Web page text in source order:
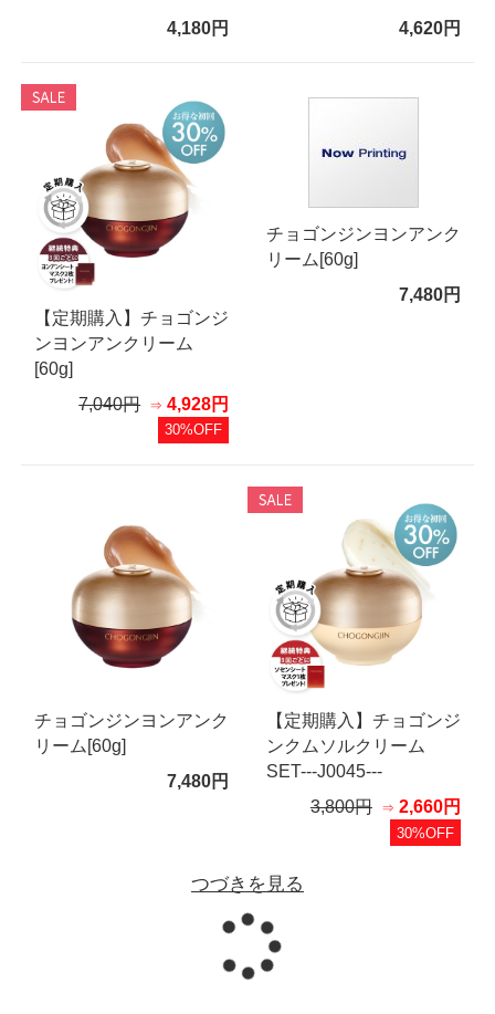
4,180円 4,620円
【定期購入】チョゴンジ
ンヨンアンクリーム
[60g]
30%OFF
7,040円 4,928円
チョゴンジンヨンアンク
リーム[60g]
7,480円
チョゴンジンヨンアンク
リーム[60g]
7,480円
【定期購入】チョゴンジ
ンクムソルクリーム
SET---J0045---
30%OFF
3,800円 2,660円
つづきを見る